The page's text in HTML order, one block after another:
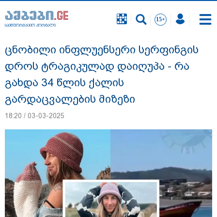
საინფორმაციო პორტალი
"სანაპირო რაიონებში მოსალოდნელია
წვიმა" - გარემოს ეროვნული სააგენტოს
გაფრთხილება: რომელ რეგიონებში უნდა
ველოდოთ ელჭექს, სეტყვასა და ქარის
საინფორმაციო პორტალი
ცნობილი ინფლუენსერი სერფინგის
დროს ტრაგიკულად დაიღუპა - რა
გახდა 34 წლის ქალის
გარდაცვალების მიზეზი
18:20 / 03-03-2025